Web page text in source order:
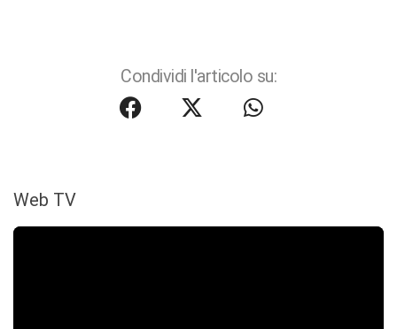
Condividi l'articolo su:
Web TV